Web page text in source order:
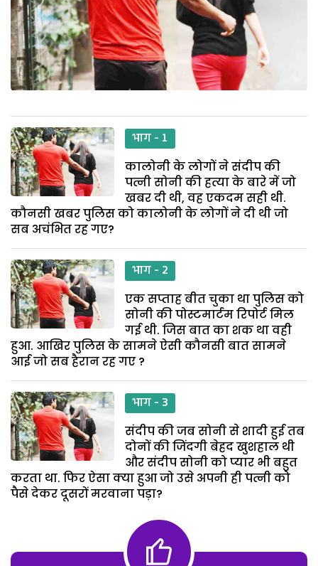
भाग - 1
कालोनी के लोगों ने संदीप की
पत्नी सोनी की हत्या के बारे में जो
खबर दी थी, वह एकदम सही थी.
कौनसी खबर पुलिस को कालोनी के लोगों ने दी थी जो
सब अचंभित रह गए?
भाग - 2
एक सप्ताह बीत चुका था पुलिस को
सोनी की पोस्टमार्टम रिपोर्ट मिल
गई थी. जिस बात का शक था वही
हुआ. आखिर पुलिस के सामने ऐसी कौनसी बात सामने
आई जो सब हैरान रह गए ?
भाग - 3
संदीप की जब सोनी से शादी हुई तब
दोनों की जिंदगी बेहद खुशहाल थी
और संदीप सोनी को प्यार भी बहुत
करता था. फिर ऐसा क्या हुआ जो उसे अपनी ही पत्नी को
पैसे देकर दूसरों मरवाना पड़ा?